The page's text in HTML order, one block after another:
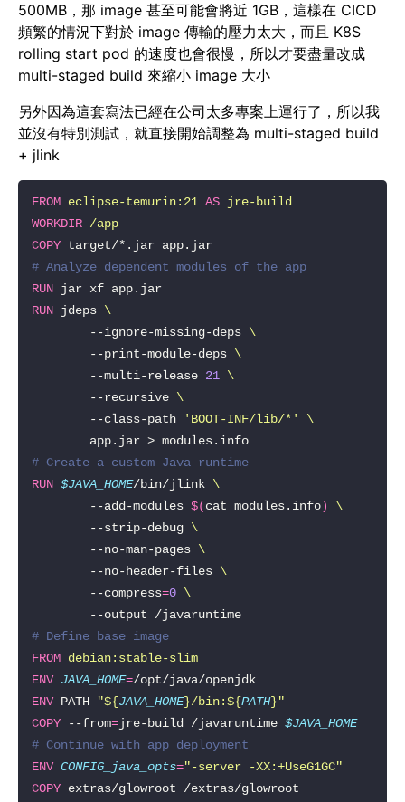
500MB，那 image 甚至可能會將近 1GB，這樣在 CICD
頻繁的情況下對於 image 傳輸的壓力太大，而且 K8S
rolling start pod 的速度也會很慢，所以才要盡量改成
multi-staged build 來縮小 image 大小
另外因為這套寫法已經在公司太多專案上運行了，所以我
並沒有特別測試，就直接開始調整為 multi-staged build
+ jlink
FROM eclipse-temurin:21 AS jre-build
WORKDIR /app
COPY
# Analyze dependent modules of the app
RUN
RUN jdeps
        --ignore-missing-deps
        --print-module-deps
        --multi-release
21
        --recursive
        --class-path
'BOOT-INF/lib/*'
# Create a custom Java runtime
RUN $JAVA_HOME/bin/jlink
        --add-modules
$(cat modules.info)
        --strip-debug
        --no-man-pages
        --no-header-files
        --compress
=0
# Define base image
FROM debian:stable-slim
ENV JAVA_HOME=
ENV PATH "${JAVA_HOME}/bin:${PATH}"
COPY --from=jre-build /javaruntime $JAVA_HOME
# Continue with app deployment
ENV CONFIG_java_opts="-server -XX:+UseG1GC"
COPY